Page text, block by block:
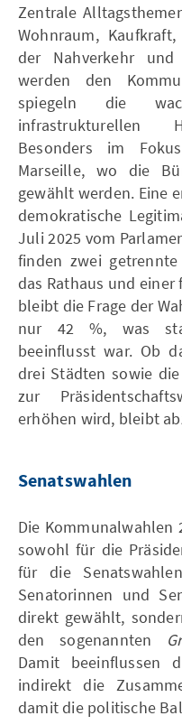
Zentrale
Wohnraum,
der Nahverkehr und
werden den
spiegeln die
infrastrukturellen
Besonders im
Marseille, wo die
gewählt werden. Eine
demokratische
Juli 2025 vom
finden zwei
das Rathaus und
bleibt die Frage der
nur 42 %, was
beeinflusst war. Ob
drei Städten sowie
zur
erhöhen wird, bleibt
Senatswahlen
Die Kommunalwahlen
sowohl für die
für die
Senatorinnen und
direkt gewählt,
den sogenannten
Damit beeinflussen
indirekt die
damit die politische